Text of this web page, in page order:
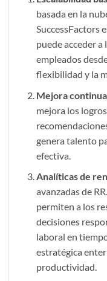
basada en la
SuccessFactors
puede acceder a
empleados
flexibilidad y la
Mejora
mejora los
genera talento
efectiva.
Analíticas de
avanzadas de
permiten a los
decisiones
laboral en
estratégica
productividad.